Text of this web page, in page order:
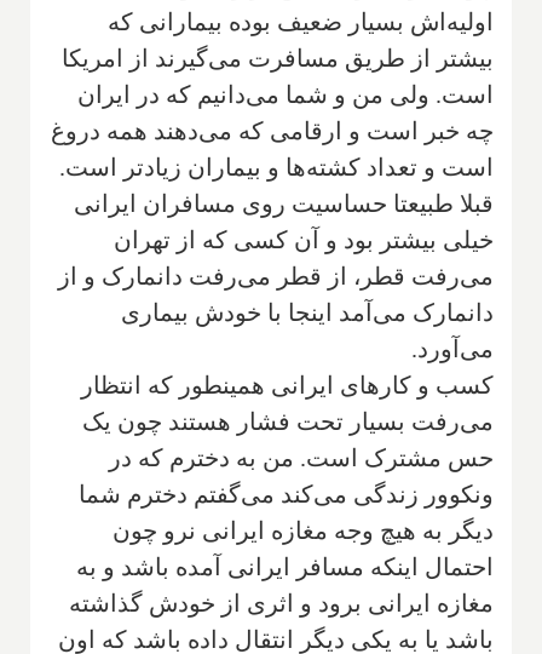
اولیه‌اش بسیار ضعیف بوده بیمارانی که
بیشتر از طریق مسافرت می‌گیرند از امریکا
است. ولی من و شما می‌دانیم که در ایران
چه خبر است و ارقامی که می‌دهند همه دروغ
است و تعداد کشته‌ها و بیماران زیادتر است.
قبلا طبیعتا حساسیت روی مسافران ایرانی
خیلی بیشتر بود و آن کسی که از تهران
می‌رفت قطر، از قطر می‌رفت دانمارک و از
دانمارک می‌آمد اینجا با خودش بیماری
می‌آورد.
کسب و کارهای ایرانی همینطور که انتظار
می‌رفت بسیار تحت فشار هستند چون یک
حس مشترک است. من به دخترم که در
ونکوور زندگی می‌کند‌ می‌گفتم دخترم شما
دیگر به هیچ وجه مغازه ایرانی نرو چون
احتمال اینکه مسافر ایرانی آمده باشد و به
مغازه ایرانی برود و اثری از خودش گذاشته
باشد یا به یکی دیگر انتقال داده باشد که اون